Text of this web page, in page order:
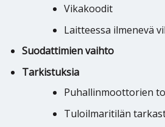
Vikakoodit
Laitteessa ilmenevä
Suodattimien vaihto
Tarkistuksia
Puhallinmoottorien
Tuloilmaritilän